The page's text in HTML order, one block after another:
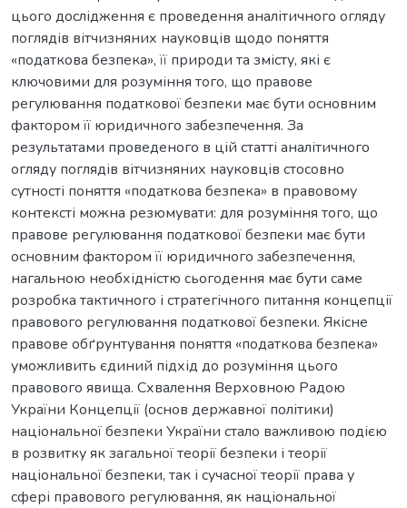
цього дослідження є проведення аналітичного огляду
поглядів вітчизняних науковців щодо поняття
«податкова безпека», її природи та змісту, які є
ключовими для розуміння того, що правове
регулювання податкової безпеки має бути основним
фактором її юридичного забезпечення. За
результатами проведеного в цій статті аналітичного
огляду поглядів вітчизняних науковців стосовно
сутності поняття «податкова безпека» в правовому
контексті можна резюмувати: для розуміння того, що
правове регулювання податкової безпеки має бути
основним фактором її юридичного забезпечення,
нагальною необхідністю сьогодення має бути саме
розробка тактичного і стратегічного питання концепції
правового регулювання податкової безпеки. Якісне
правове обґрунтування поняття «податкова безпека»
уможливить єдиний підхід до розуміння цього
правового явища. Схвалення Верховною Радою
України Концепції (основ державної політики)
національної безпеки України стало важливою подією
в розвитку як загальної теорії безпеки і теорії
національної безпеки, так і сучасної теорії права у
сфері правового регулювання, як національної